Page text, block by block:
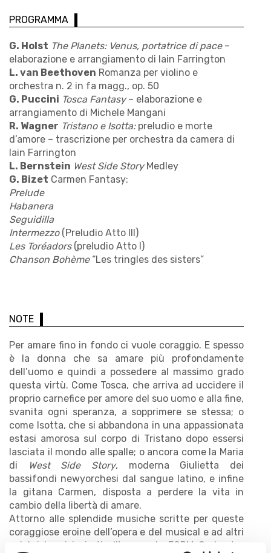
PROGRAMMA
G. Holst The Planets: Venus, portatrice di pace –
elaborazione e arrangiamento di Iain Farrington
L. van Beethoven Romanza per violino e
orchestra n. 2 in fa magg., op. 50
G. Puccini Tosca Fantasy– elaborazione e
arrangiamento di Michele Mangani
R. Wagner Tristano e Isotta:preludio e morte
d’amore – trascrizione per orchestra da camera di
Iain Farrington
L. Bernstein West Side StoryMedley
G. Bizet Carmen Fantasy:
Prelude
Habanera
Seguidilla
Intermezzo (Preludio Atto III)
Les Toréadors(preludio Atto I)
Chanson Bohème“Les tringles des sisters”
NOTE
Per amare fino in fondo ci vuole coraggio. E spesso
è la donna che sa amare più profondamente
dell’uomo e quindi a possedere al massimo grado
questa virtù. Come Tosca, che arriva ad uccidere il
proprio carnefice per amore del suo uomo e alla fine,
svanita ogni speranza, a sopprimere se stessa; o
come Isotta, che si abbandona in una appassionata
estasi amorosa sul corpo di Tristano dopo essersi
lasciata il mondo alle spalle; o ancora come la Maria
di
West Side Story, moderna Giulietta dei
bassifondi newyorchesi dal sangue latino, e infine
la gitana Carmen, disposta a perdere la vita in
cambio della libertà di amare.
Attorno alle splendide musiche scritte per queste
coraggiose eroine dell’opera e del musical e ad altri
celebri brani ispirati all’amore, la FORM-Orchestra